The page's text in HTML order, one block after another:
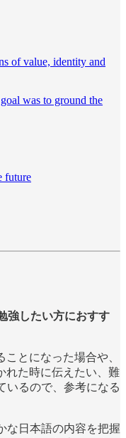
of value, identity and
was to ground the
future
強したい方におすす
とになった場合や、
れた時に伝えたい、難
いるので、参考になる
な日本語の内容を把握